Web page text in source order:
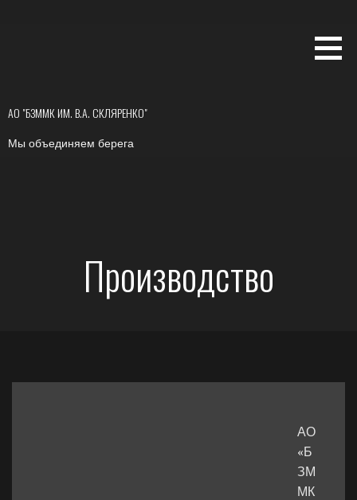
АО "БЗММК ИМ. В.А. СКЛЯРЕНКО"
Мы объединяем берега
Производство
АО
«Б
ЗМ
МК